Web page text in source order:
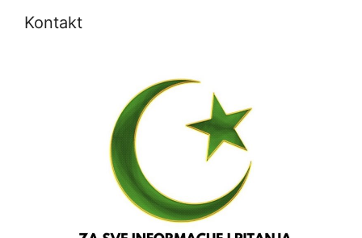
Kontakt